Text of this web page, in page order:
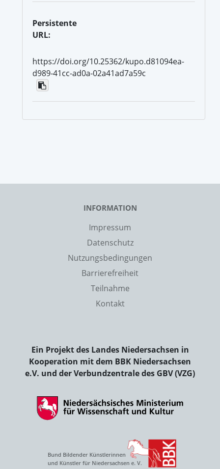
Persistente
URL:
https://doi.org/10.25362/kupo.d81094ea-
d989-41cc-ad0a-02a41ad7a59c
INFORMATION
Impressum
Datenschutz
Nutzungsbedingungen
Barrierefreiheit
Teilnahme
Kontakt
Ein Projekt des Landes Niedersachsen in
Kooperation mit dem BBK Niedersachsen
e.V. und der Verbundzentrale des GBV (VZG)
Bund Bildender Künstlerinnen
und Künstler für Niedersachsen e. V.